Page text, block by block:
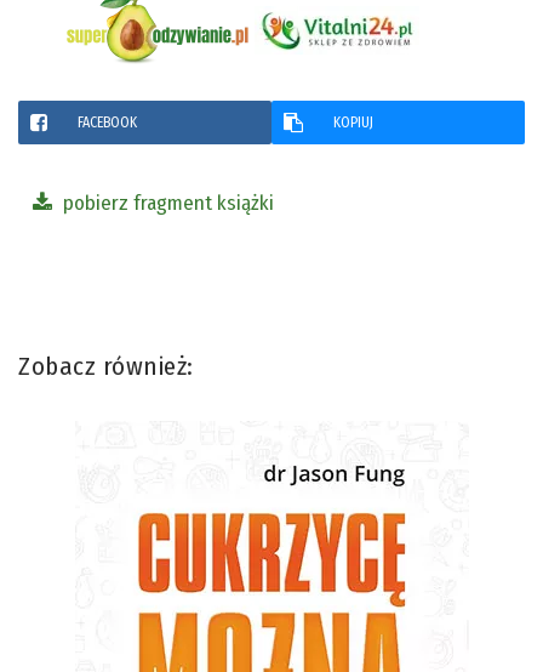
FACEBOOK KOPIUJ
pobierz fragment książki
Zobacz również: